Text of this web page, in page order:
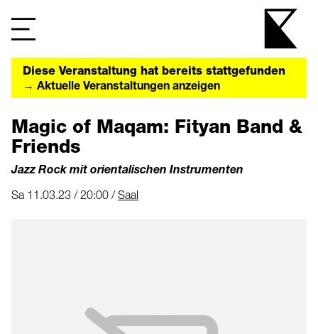
Diese Veranstaltung hat bereits stattgefunden
→ Aktuelle Veranstaltungen anzeigen
Magic of Maqam: Fityan Band &
Friends
Jazz Rock mit orientalischen Instrumenten
Sa 11.03.23 / 20:00 /Saal